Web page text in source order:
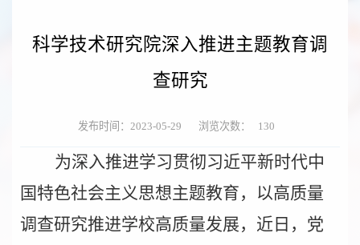
科学技术研究院深入推进主题教育调
查研究
发布时间：2023-05-29 浏览次数： 130
为深入推进学习贯彻习近平新时代中
国特色社会主义思想主题教育，以高质量
调查研究推进学校高质量发展， 近日 ，党